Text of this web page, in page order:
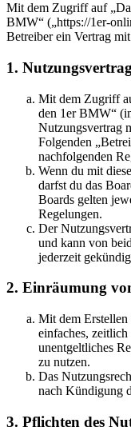
Mit dem Zugriff auf
BMW“ („https://1er-
Betreiber ein Vertrag
1. Nutzungsvertrag
Mit dem Zugriff
den 1er BMW“
Nutzungsvertrag
Folgenden
nachfolgenden
Wenn du mit
darfst du das
Boards gelten
Regelungen.
Der
und kann von
jederzeit
2. Einräumung
Mit dem Erstellen
einfaches,
unentgeltliches
zu nutzen.
Das
nach Kündigung
3. Pflichten des